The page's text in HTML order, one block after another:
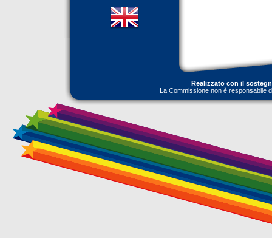
Realizzato con il
La Commissione non è responsabile